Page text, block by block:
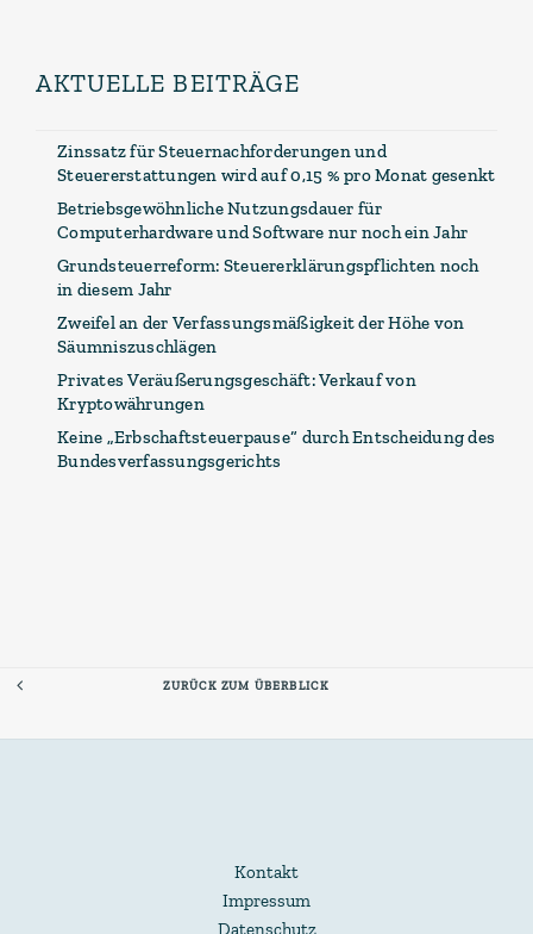
AKTUELLE BEITRÄGE
Zinssatz für Steuernachforderungen und
Steuererstattungen wird auf 0,15 % pro Monat gesenkt
Betriebsgewöhnliche Nutzungsdauer für
Computerhardware und Software nur noch ein Jahr
Grundsteuerreform: Steuererklärungspflichten noch
in diesem Jahr
Zweifel an der Verfassungsmäßigkeit der Höhe von
Säumniszuschlägen
Privates Veräußerungsgeschäft: Verkauf von
Kryptowährungen
Keine „Erbschaftsteuerpause“ durch Entscheidung des
Bundesverfassungsgerichts
ZURÜCK ZUM ÜBERBLICK
Kontakt
Impressum
Datenschutz